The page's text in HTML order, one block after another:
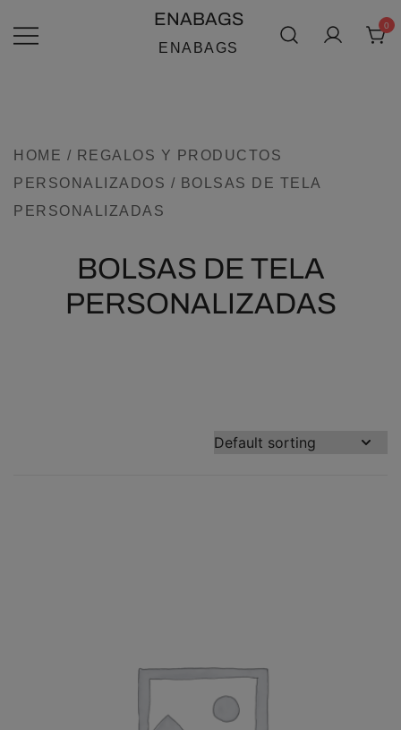
AL
ENABAGS
ENABAGS
0
HOME / REGALOS Y PRODUCTOS
PERSONALIZADOS / BOLSAS DE TELA
PERSONALIZADAS
BOLSAS DE TELA
PERSONALIZADAS